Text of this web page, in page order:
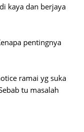
kaya dan berjaya
pentingnya
ramai yg suka
tu masalah